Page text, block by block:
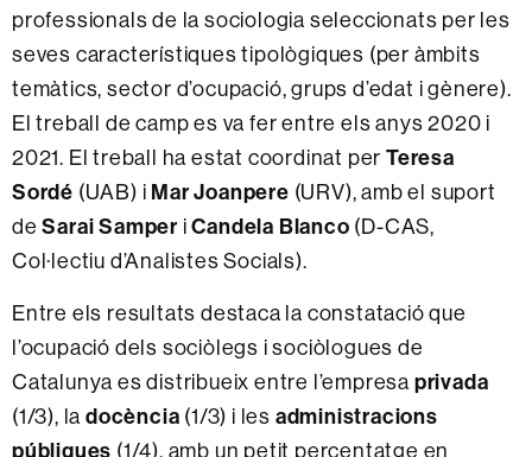
professionals de la sociologia seleccionats per les
seves característiques tipològiques (per àmbits
temàtics, sector d’ocupació, grups d’edat i gènere).
El treball de camp es va fer entre els anys 2020 i
2021. El treball ha estat coordinat per Teresa
Sordé (UAB) i Mar Joanpere (URV), amb el suport
deSarai Samper iCandela Blanco (D-CAS,
Col·lectiu d’Analistes Socials).
Entre els resultats destaca la constatació que
l’ocupació dels sociòlegs i sociòlogues de
Catalunya es distribueix entre l’empresa privada
(1/3), la docència (1/3) i les administracions
públiques (1/4), amb un petit percentatge en